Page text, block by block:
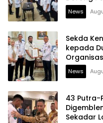
News
Sekda
kepada
News
43 Putra-
Sekadar